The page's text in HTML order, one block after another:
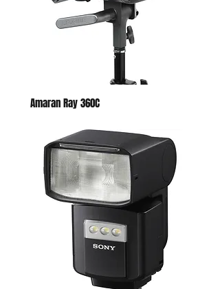
Amaran Ray 360C